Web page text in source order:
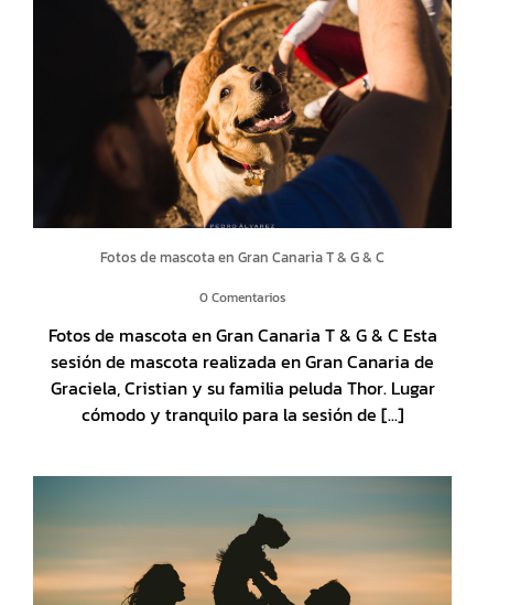
Fotos de mascota en Gran Canaria T & G & C
0 Comentarios
Fotos de mascota en Gran Canaria T & G & C Esta
sesión de mascota realizada en Gran Canaria de
Graciela, Cristian y su familia peluda Thor. Lugar
cómodo y tranquilo para la sesión de [...]